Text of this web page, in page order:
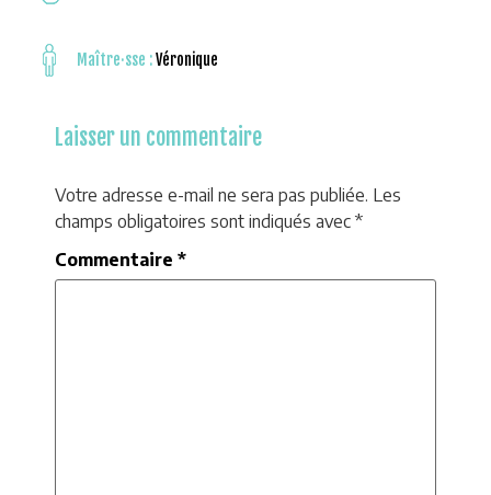
Maître·sse :Véronique
Laisser un commentaire
Votre adresse e-mail ne sera pas publiée. Les
champs obligatoires sont indiqués avec *
Commentaire *